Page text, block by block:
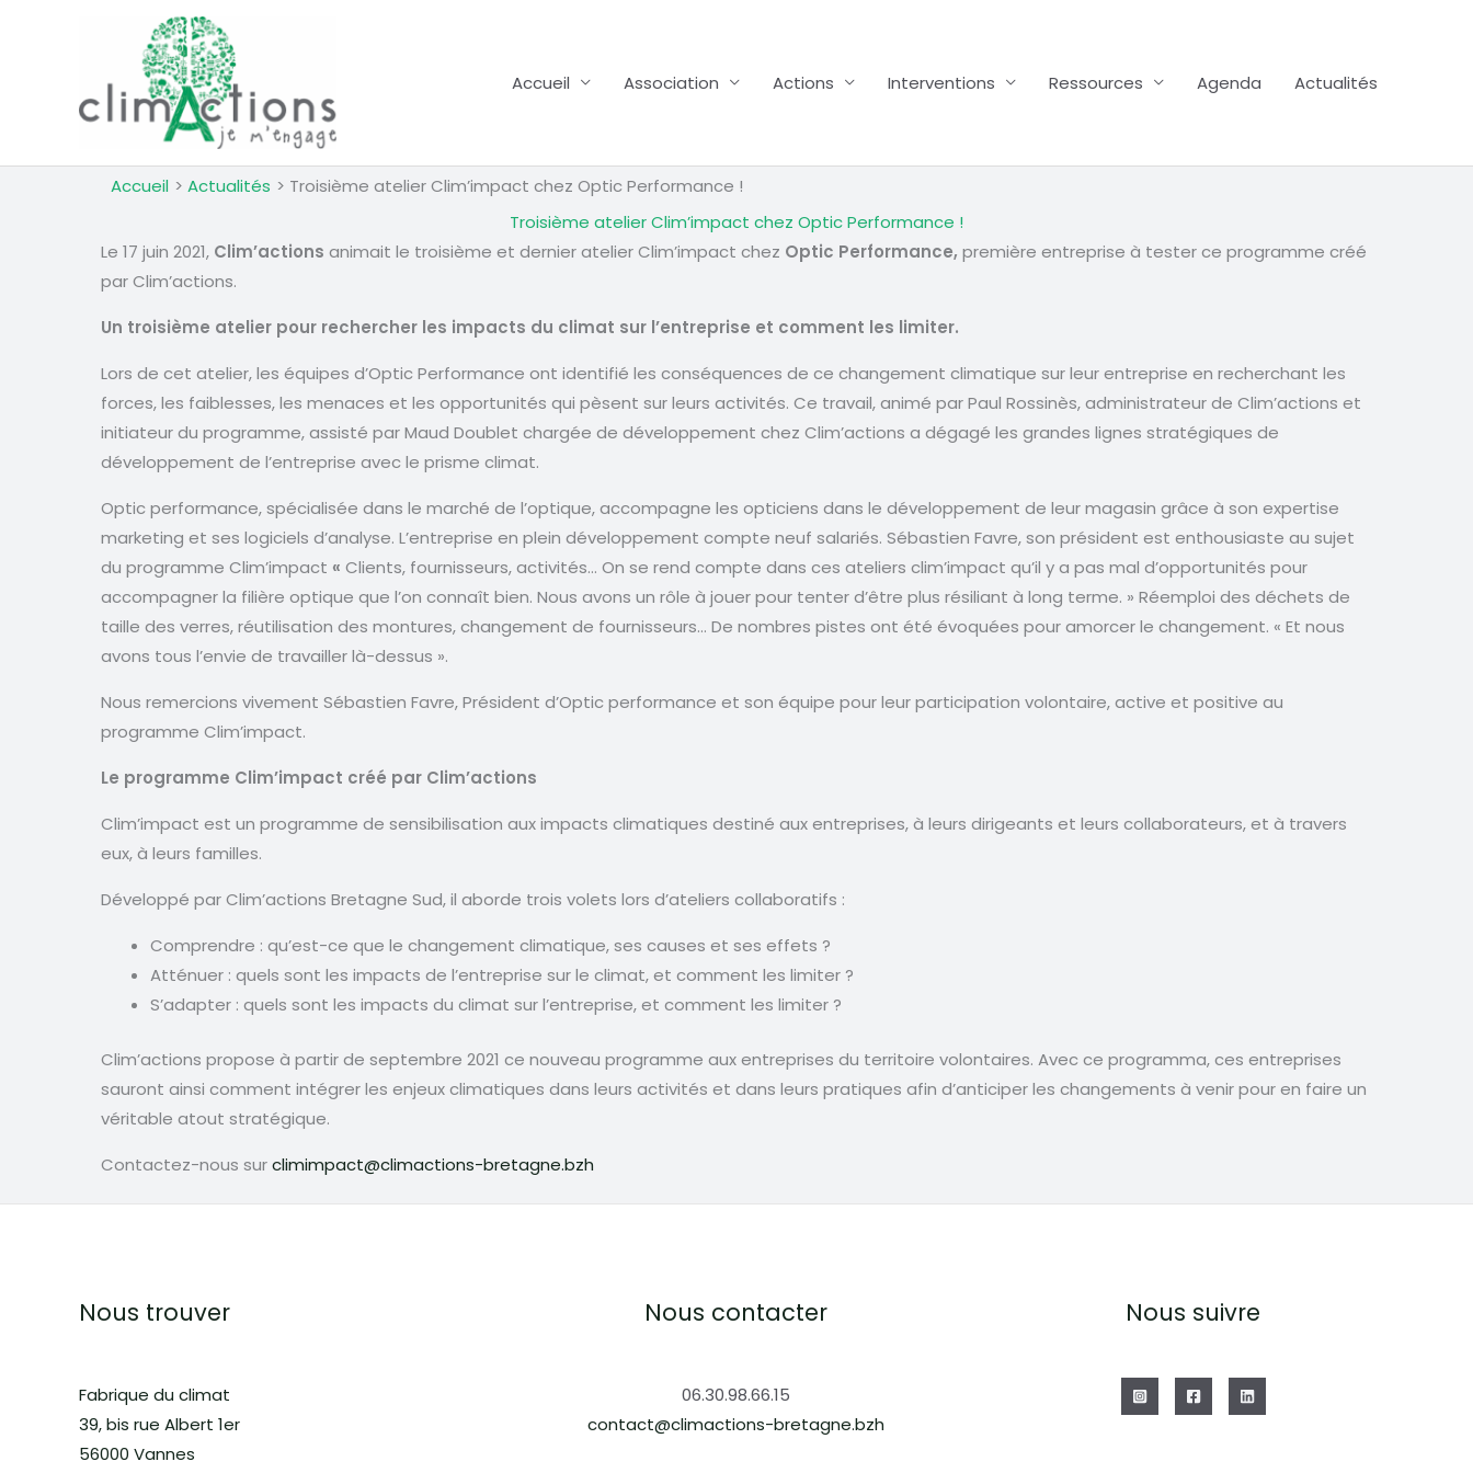
Accueil Association Actions Interventions Ressources Agenda Actualités
Accueil Actualités
Troisième atelier Clim’impact chez Optic Performance !
Troisième atelier Clim’impact chez Optic Performance !
Le 17 juin 2021, Clim’actions animait le troisième et dernier atelier Clim’impact chez Optic Performance, première entreprise à tester ce programme créé
par Clim’actions.
Un troisième atelier pour rechercher les impacts du climat sur l’entreprise et comment les limiter.
Lors de cet atelier, les équipes d’Optic Performance ont identifié les conséquences de ce changement climatique sur leur entreprise en recherchant les
forces, les faiblesses, les menaces et les opportunités qui pèsent sur leurs activités. Ce travail, animé par Paul Rossinès, administrateur de Clim’actions et
initiateur du programme, assisté par Maud Doublet chargée de développement chez Clim’actions a dégagé les grandes lignes stratégiques de
développement de l’entreprise avec le prisme climat.
Optic performance, spécialisée dans le marché de l’optique, accompagne les opticiens dans le développement de leur magasin grâce à son expertise
marketing et ses logiciels d’analyse. L’entreprise en plein développement compte neuf salariés. Sébastien Favre, son président est enthousiaste au sujet
du programme Clim’impact « Clients, fournisseurs, activités… On se rend compte dans ces ateliers clim’impact qu’il y a pas mal d’opportunités pour
accompagner la filière optique que l’on connaît bien. Nous avons un rôle à jouer pour tenter d’être plus résiliant à long terme. » Réemploi des déchets de
taille des verres, réutilisation des montures, changement de fournisseurs… De nombres pistes ont été évoquées pour amorcer le changement. « Et nous
avons tous l’envie de travailler là-dessus ».
Nous remercions vivement Sébastien Favre, Président d’Optic performance et son équipe pour leur participation volontaire, active et positive au
programme Clim’impact.
Le programme Clim’impact créé par Clim’actions
Clim’impact est un programme de sensibilisation aux impacts climatiques destiné aux entreprises, à leurs dirigeants et leurs collaborateurs, et à travers
eux, à leurs familles.
Développé par Clim’actions Bretagne Sud, il aborde trois volets lors d’ateliers collaboratifs :
Comprendre : qu’est-ce que le changement climatique, ses causes et ses effets ?
Atténuer : quels sont les impacts de l’entreprise sur le climat, et comment les limiter ?
S’adapter : quels sont les impacts du climat sur l’entreprise, et comment les limiter ?
Clim’actions propose à partir de septembre 2021 ce nouveau programme aux entreprises du territoire volontaires. Avec ce programma, ces entreprises
sauront ainsi comment intégrer les enjeux climatiques dans leurs activités et dans leurs pratiques afin d’anticiper les changements à venir pour en faire un
véritable atout stratégique.
Contactez-nous surclimimpact@climactions-bretagne.bzh
Nous trouver
Fabrique du climat
39, bis rue Albert 1er
56000 Vannes
Nous contacter
06.30.98.66.15
contact@climactions-bretagne.bzh
Nous suivre